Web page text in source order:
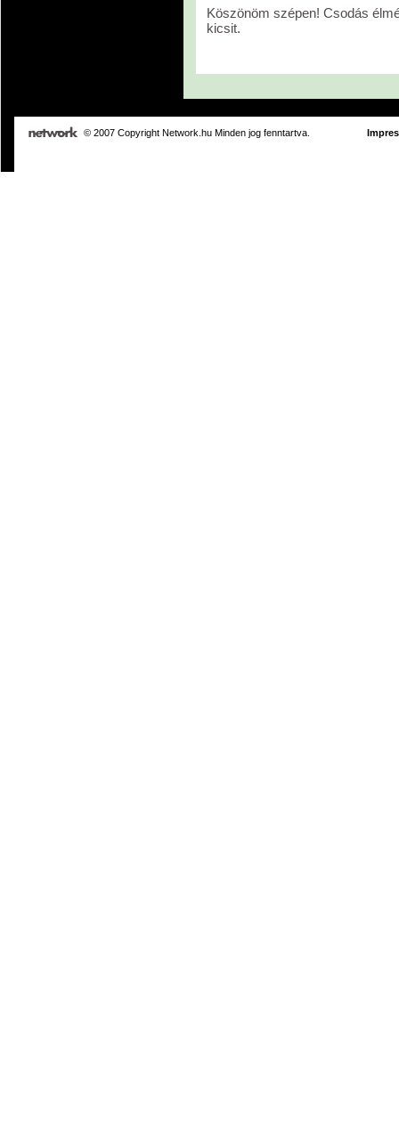
Köszönöm szépen! Csodás
kicsit.
© 2007 Copyright Network.hu Minden jog fenntartva.